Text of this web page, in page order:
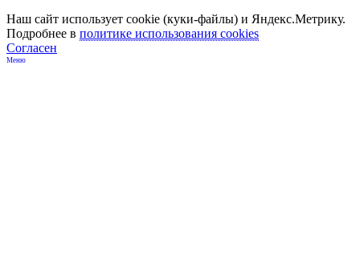
Меню
Наш сайт использует cookie (куки-файлы) и Яндекс.Метрику.
Подробнее в политике использования cookies
Согласен